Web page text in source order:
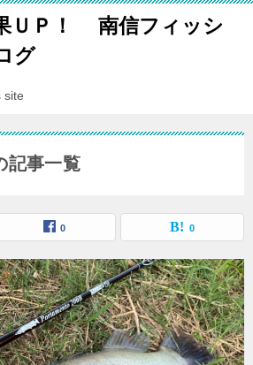
ＵＰ！ 南信フィッシ
グ
site
記事一覧
0 0